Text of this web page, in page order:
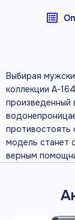
Выбирая
коллекции A-
произведенный
модель станет
верным